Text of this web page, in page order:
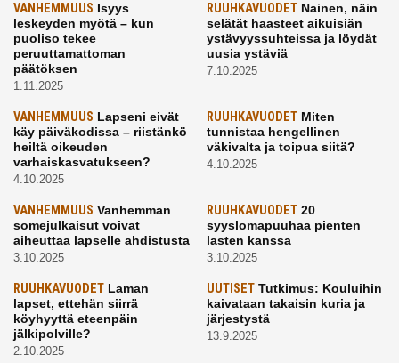
VANHEMMUUS Isyys
leskeyden myötä – kun
puoliso tekee
peruuttamattoman
päätöksen
1.11.2025
RUUHKAVUODETNainen, näin
selätät haasteet aikuisiän
ystävyyssuhteissa ja löydät
uusia ystäviä
7.10.2025
VANHEMMUUS Lapseni eivät
käy päiväkodissa – riistänkö
heiltä oikeuden
varhaiskasvatukseen?
4.10.2025
RUUHKAVUODETMiten
tunnistaa hengellinen
väkivalta ja toipua siitä?
4.10.2025
VANHEMMUUS Vanhemman
somejulkaisut voivat
aiheuttaa lapselle ahdistusta
3.10.2025
RUUHKAVUODET20
syyslomapuuhaa pienten
lasten kanssa
3.10.2025
RUUHKAVUODET Laman
lapset, ettehän siirrä
köyhyyttä eteenpäin
jälkipolville?
2.10.2025
UUTISETTutkimus: Kouluihin
kaivataan takaisin kuria ja
järjestystä
13.9.2025